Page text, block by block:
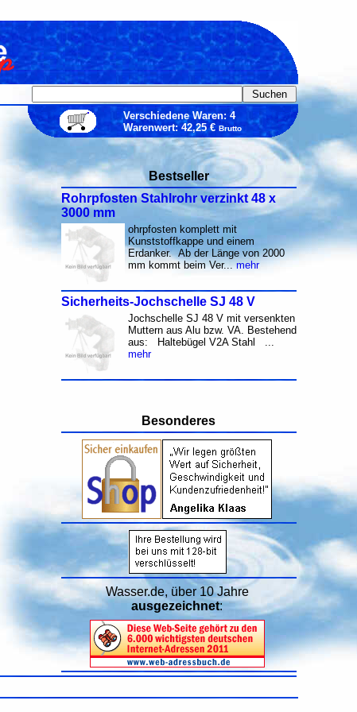
Verschiedene Waren: 4
Warenwert: 42,25 € Brutto
Bestseller
Rohrpfosten Stahlrohr verzinkt 48 x
3000 mm
ohrpfosten komplett mit
Kunststoffkappe und einem
Erdanker. Ab der Länge von 2000
mm kommt beim Ver...mehr
Sicherheits-Jochschelle SJ 48 V
Jochschelle SJ 48 V mit versenkten
Muttern aus Alu bzw. VA. Bestehend
aus: Haltebügel V2A Stahl ...
mehr
Besonderes
Wasser.de, über 10 Jahre
ausgezeichnet: